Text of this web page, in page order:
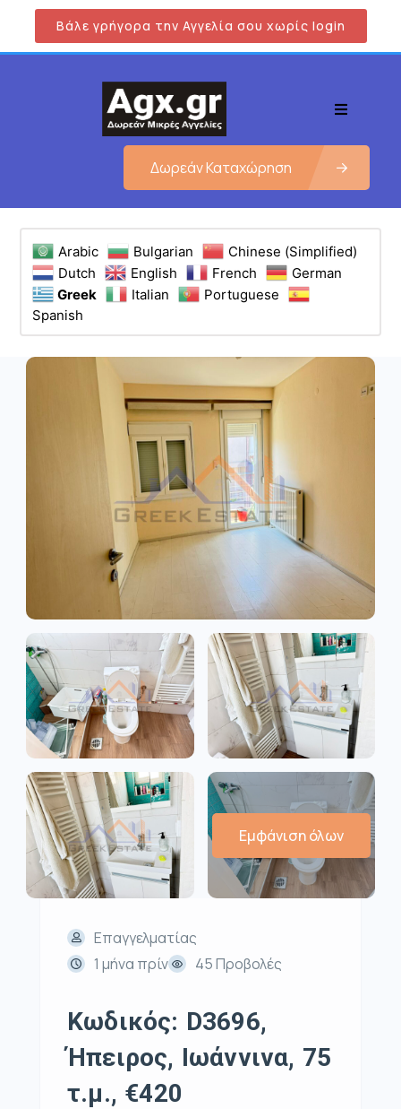
Βάλε γρήγορα την Αγγελία σου χωρίς login
Δωρεάν Καταχώρηση
Arabic Bulgarian
Chinese (Simplified)
Dutch
English French
German
Greek
Italian
Portuguese
Spanish
Εμφάνιση όλων
Επαγγελματίας
1 μήνα πρίν
45 Προβολές
Κωδικός: D3696,
Ήπειρος, Ιωάννινα, 75
τ.μ., €420